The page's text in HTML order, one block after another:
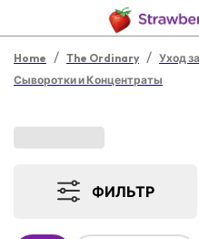
Home / The Ordinary / Уход
Сыворотки и Концентраты
ФИЛЬТР